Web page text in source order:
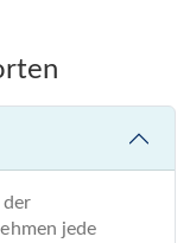
jede